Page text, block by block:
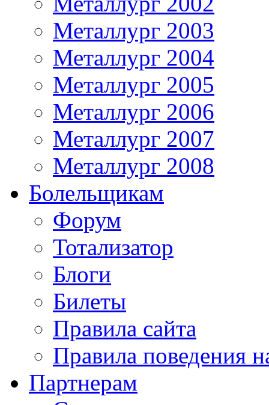
Металлург 2003
Металлург 2004
Металлург 2005
Металлург 2006
Металлург 2007
Металлург 2008
Болельщикам
Форум
Тотализатор
Блоги
Билеты
Правила сайта
Правила поведения
Партнерам